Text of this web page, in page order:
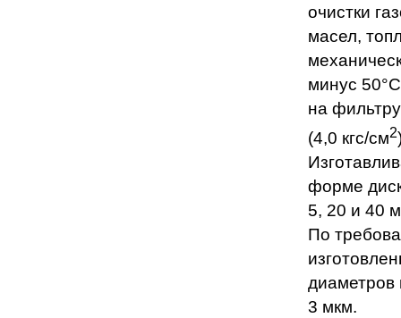
очистки
масел,
минус
на
(4,0 кгс/см2
форме
5, 20 и 40
По
диаметров
3 мкм.